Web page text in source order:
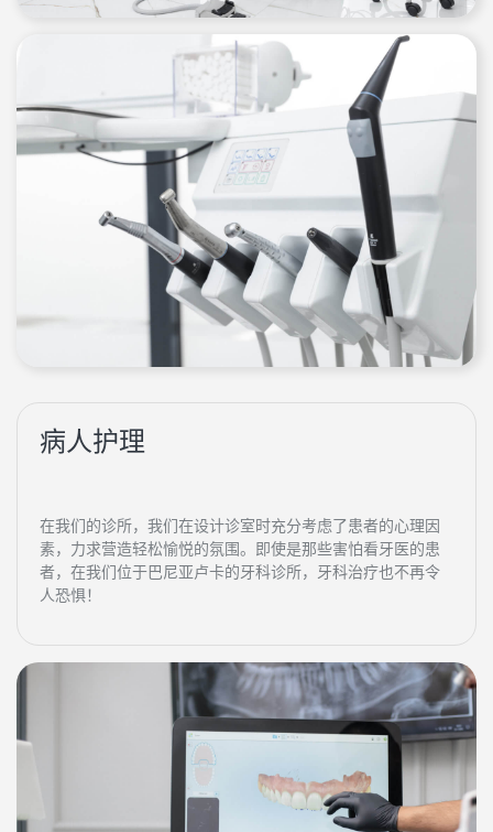
病人护理
在我们的诊所，我们在设计诊室时充分考虑了患者的心理因
素，力求营造轻松愉悦的氛围。即使是那些害怕看牙医的患
者，在我们位于巴尼亚卢卡的牙科诊所，牙科治疗也不再令
人恐惧！